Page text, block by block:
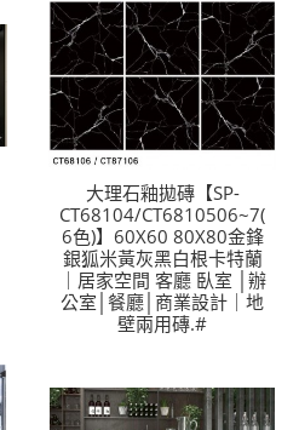
大理石釉拋磚【SP-
CT68104/CT6810506~7(
6色)】60X60 80X80金鋒
銀狐米黃灰黑白根卡特蘭
｜居家空間 客廳 臥室 │辦
公室│餐廳│商業設計｜地
壁兩用磚.#